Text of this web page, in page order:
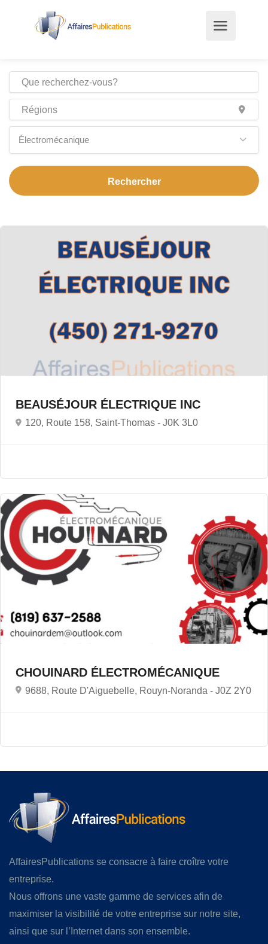
Électromécanique
BEAUSÉJOUR ÉLECTRIQUE INC
120, Route 158, Saint-Thomas - J0K 3L0
CHOUINARD ÉLECTROMÉCANIQUE
9688, Route D'Aiguebelle, Rouyn-Noranda - J0Z 2Y0
AffairesPublications se consacre à faire croître votre
entreprise.
Nous offrons une vaste gamme de services afin de
maximiser la visibilité de votre entreprise sur notre site,
ainsi que sur l’Internet dans son ensemble.